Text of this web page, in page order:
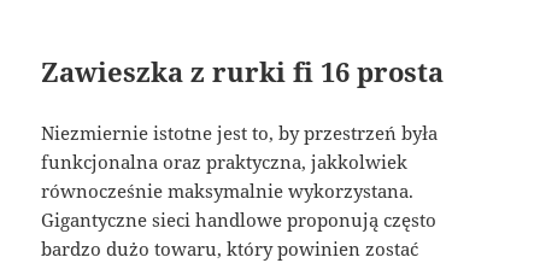
Zawieszka z rurki fi 16 prosta
Niezmiernie istotne jest to, by przestrzeń była
funkcjonalna oraz praktyczna, jakkolwiek
równocześnie maksymalnie wykorzystana.
Gigantyczne sieci handlowe proponują często
bardzo dużo towaru, który powinien zostać